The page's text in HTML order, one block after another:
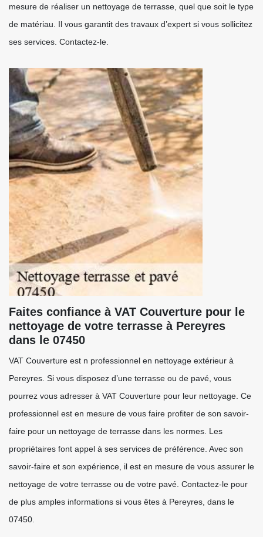
mesure de réaliser un nettoyage de terrasse, quel que soit le type
de matériau. Il vous garantit des travaux d’expert si vous sollicitez
ses services. Contactez-le.
Faites confiance à VAT Couverture pour le
nettoyage de votre terrasse à Pereyres
dans le 07450
VAT Couverture est n professionnel en nettoyage extérieur à
Pereyres. Si vous disposez d’une terrasse ou de pavé, vous
pourrez vous adresser à VAT Couverture pour leur nettoyage. Ce
professionnel est en mesure de vous faire profiter de son savoir-
faire pour un nettoyage de terrasse dans les normes. Les
propriétaires font appel à ses services de préférence. Avec son
savoir-faire et son expérience, il est en mesure de vous assurer le
nettoyage de votre terrasse ou de votre pavé. Contactez-le pour
de plus amples informations si vous êtes à Pereyres, dans le
07450.